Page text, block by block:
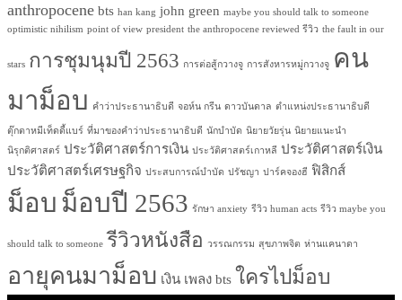
anthropocene bts han kang john green maybe you should talk to someone
optimistic nihilism point of view president the anthropocene reviewed รีวิว the fault in our
stars การชุมนุมปี 2563 การต่อสู้กวางจู การสังหารหมู่กวางจู คน
มาม็อบ
คำว่าประธานาธิบดี จอห์น กรีน ดาวบันดาล ตำแหน่งประธานาธิบดี
ตุ๊กตาหมีเท็ดดี้แบร์ ที่มาของคำว่าประธานาธิบดี นักบำบัด นิยายวัยรุ่น นิยายแนะนำ
นิรุกติศาสตร์ ประวัติศาสตร์การเงิน ประวัติศาสตร์เกาหลี ประวัติศาสตร์เงิน
ประวัติศาสตร์เศรษฐกิจ ประสบการณ์บำบัด ปรัชญา ปาร์คจองฮี ฟิสิกส์
ม็อบ ม็อบปี 2563 รักษา anxiety รีวิว human acts รีวิว maybe you
should talk to someone รีวิวหนังสือ วรรณกรรม สุขภาพจิต ห่านแคนาดา
อายุคนมาม็อบ เงิน เพลง bts ใครไปม็อบ